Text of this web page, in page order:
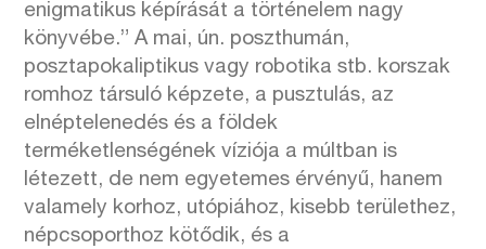
enigmatikus képírását a történelem nagy
könyvébe.” A mai, ún. poszthumán,
posztapokaliptikus vagy robotika stb. korszak
romhoz társuló képzete, a pusztulás, az
elnéptelenedés és a földek
terméketlenségének víziója a múltban is
létezett, de nem egyetemes érvényű, hanem
valamely korhoz, utópiához, kisebb területhez,
népcsoporthoz kötődik, és a